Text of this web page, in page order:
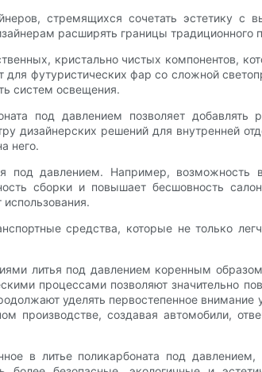
стремящихся сочетать эстетику с
расширять границы традиционного
кристально чистых компонентов,
для футуристических фар со сложной
систем освещения.
под давлением позволяет добавлять
дизайнерских решений для внутренней
него.
под давлением. Например, возможность
сборки и повышает бесшовность
средства, которые не только
литья под давлением коренным
процессами позволяют значительно
уделять первостепенное
производстве, создавая автомобили,
в литье поликарбоната под